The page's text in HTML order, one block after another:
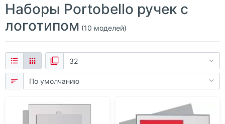
Наборы Portobello ручек с
логотипом (10 моделей)